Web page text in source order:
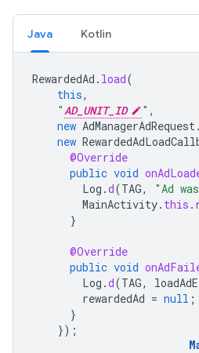
Java Kotlin
RewardedAd . load(
this,
"AD_UNIT_ID " ,
new AdManagerAdRequest.
new
@Override
public void
Log .d(TAG, "Ad
MainActivity. this .
}
@Override
public void
Log .d(TAG,
rewardedAd = null ;
}
});